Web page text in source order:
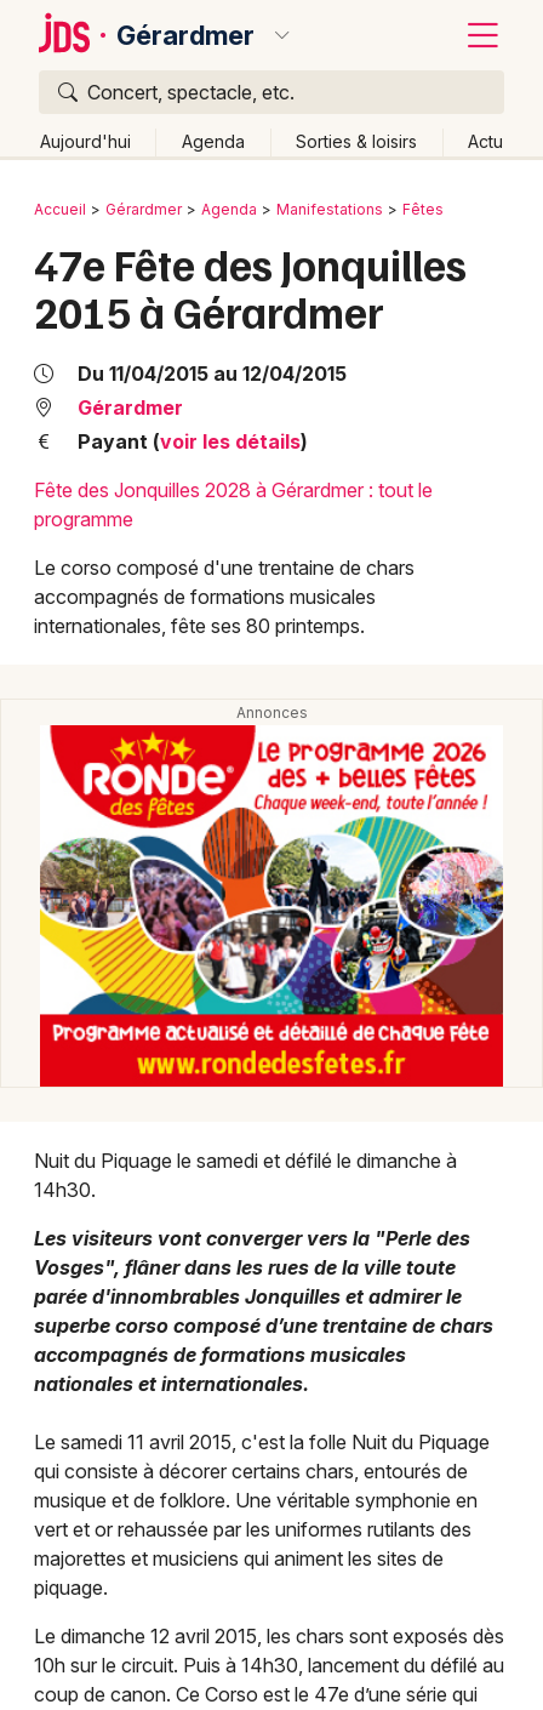
Gérardmer
Concert, spectacle, etc.
Aujourd'hui Agenda Sorties & loisirs Actu
Publier un événement
Grands événements
Activité & Expérience
Foires & salons
Spectacles
Soirées
Sorties famille
Expos
Sorties & loisirs
Fêtes dans les Vosges
Fêtes en Lorraine
Newsletter des sorties
Artistes en tournée
Actus à Gérardmer
Magazine à Gérardmer
Choisir mes départements
Bordeaux
Colmar
Lyon
Marseille
Mulhouse
Nantes
Strasbourg
Toulouse
Toutes les villes
Retour
Accueil Gérardmer Agenda Manifestations Fêtes
47e Fête des Jonquilles
2015 à Gérardmer
Du 11/04/2015 au 12/04/2015
Gérardmer
Payant (voir les détails)
Fête des Jonquilles 2028 à Gérardmer : tout le
programme
Le corso composé d'une trentaine de chars
accompagnés de formations musicales
internationales, fête ses 80 printemps.
Nuit du Piquage le samedi et défilé le dimanche à
14h30.
Les visiteurs vont converger vers la "Perle des
Vosges", flâner dans les rues de la ville toute
parée d'innombrables Jonquilles et admirer le
superbe corso composé d’une trentaine de chars
accompagnés de formations musicales
nationales et internationales.
Le samedi 11 avril 2015, c'est la folle Nuit du Piquage
qui consiste à décorer certains chars, entourés de
musique et de folklore. Une véritable symphonie en
vert et or rehaussée par les uniformes rutilants des
majorettes et musiciens qui animent les sites de
piquage.
Le dimanche 12 avril 2015, les chars sont exposés dès
10h sur le circuit. Puis à 14h30, lancement du défilé au
coup de canon. Ce Corso est le 47e d’une série qui
Quoi ?
Où ?
Partout
Près de moi Changer de lieu
Quand ?
Effacer les dates
Aujourd'hui
Demain Ce week-end